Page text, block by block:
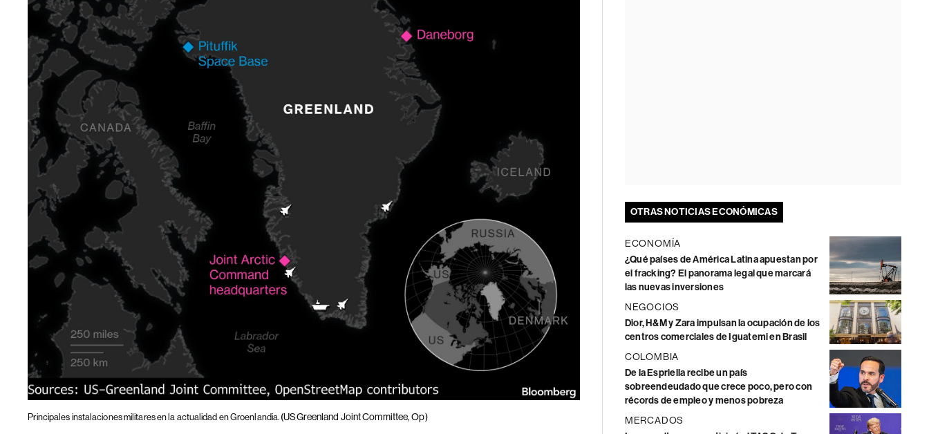
Principales instalaciones militares en la actualidad en Groenlandia. (USGreenland Joint Committee, Op)
OTRAS NOTICIAS ECONÓMICAS
ECONOMÍA
¿Qué países de América Latina apuestan por
el fracking? El panorama legal que marcará
las nuevas inversiones
NEGOCIOS
Dior, H&M y Zara impulsan la ocupación de los
centros comerciales de Iguatemi en Brasil
COLOMBIA
De la Espriella recibe un país
sobreendeudado que crece poco, pero con
récords de empleo y menos pobreza
MERCADOS